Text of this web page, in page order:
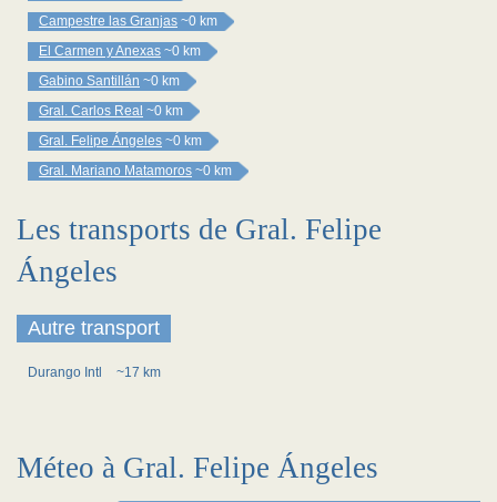
Campestre las Granjas ~0 km
El Carmen y Anexas ~0 km
Gabino Santillán ~0 km
Gral. Carlos Real ~0 km
Gral. Felipe Ángeles ~0 km
Gral. Mariano Matamoros ~0 km
Les transports de Gral. Felipe
Ángeles
Autre transport
Durango Intl ~17 km
Méteo à Gral. Felipe Ángeles